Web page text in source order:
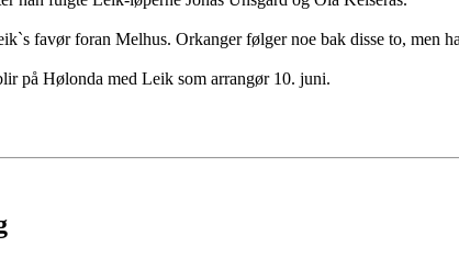
favør foran Melhus. Orkanger følger noe bak disse to, men
på Hølonda med Leik som arrangør 10. juni.